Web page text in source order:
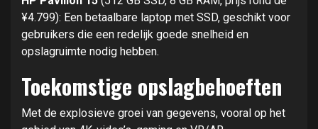
¥4.799): Een betaalbare laptop met SSD, geschikt voor
gebruikers die een redelijk goede snelheid en
opslagruimte nodig hebben.
Toekomstige opslagbehoeften
Met de explosieve groei van gegevens, vooral op het